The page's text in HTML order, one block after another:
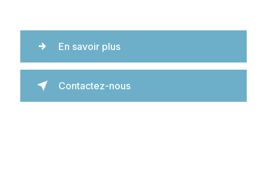
En savoir plus
Contactez-nous